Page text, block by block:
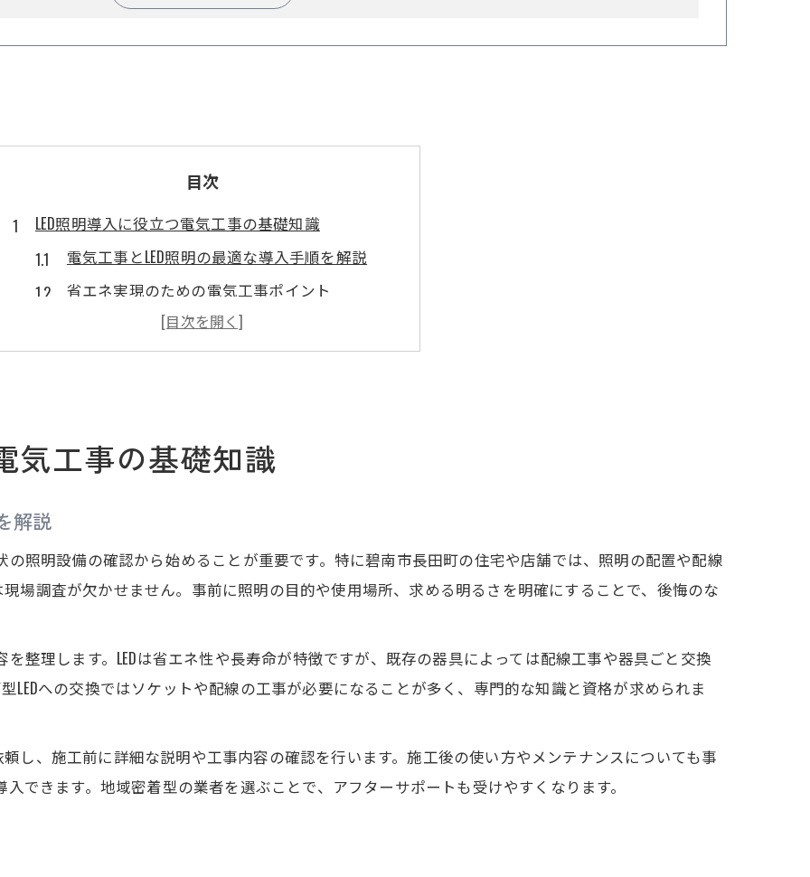
目次
LED照明導入に役立つ電気工事の基礎知識
電気工事とLED照明の最適な導入手順を解説
省エネ実現のための電気工事ポイント
LED交換時に知っておきたい安全対策
電気工事士資格が必要なケースを整理
安全重視の電気工事でLED照明を導入する方法
LED照明交換時の注意点と施工ポイント
電気工事でトラブルを避けるための準備
LED照明交換で電気工事士資格が必要な理由
電気工事士が守るべき安全基準と役割
資格があると選べるLED工事の範囲
第二種電気工事士取得が活きるLED施工
気工事の基礎知識
解説
の照明設備の確認から始めることが重要です。特に碧南市長田町の住宅や店舗では、照明の配置や配線
場調査が欠かせません。事前に照明の目的や使用場所、求める明るさを明確にすることで、後悔のな
を整理します。LEDは省エネ性や長寿命が特徴ですが、既存の器具によっては配線工事や器具ごと交換
LEDへの交換ではソケットや配線の工事が必要になることが多く、専門的な知識と資格が求められま
し、施工前に詳細な説明や工事内容の確認を行います。施工後の使い方やメンテナンスについても事
できます。地域密着型の業者を選ぶことで、アフターサポートも受けやすくなります。